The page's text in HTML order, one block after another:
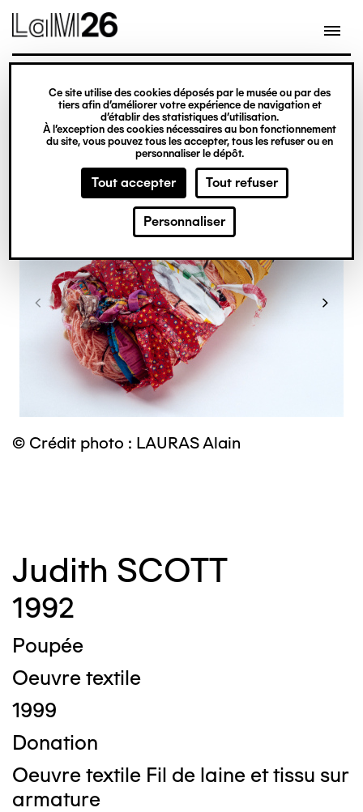
Gestion des cookies
Ce site utilise des cookies déposés par le musée ou par des
tiers afin d’améliorer votre expérience de navigation et
d’établir des statistiques d’utilisation.
À l’exception des cookies nécessaires au bon fonctionnement
du site, vous pouvez tous les accepter, tous les refuser ou en
personnaliser le dépôt.
Tout accepter Tout refuser
Personnaliser
contenu
© Crédit photo : LAURAS Alain
Judith SCOTT
1992
Poupée
Oeuvre textile
1999
Donation
Oeuvre textile Fil de laine et tissu sur
armature